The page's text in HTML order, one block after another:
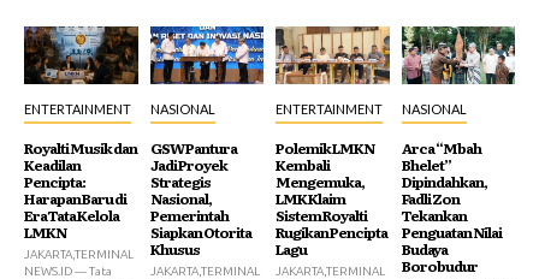
ENTERTAINMENT
Royalti Musik dan
Keadilan
Pencipta:
Harapan Baru di
Era Tata Kelola
LMKN
JAKARTA,TERMINAL
NEWS.ID — Tata
NASIONAL
GSW Pantura
Jadi Proyek
Strategis
Nasional,
Pemerintah
Siapkan Otorita
Khusus
JAKARTA,TERMINAL
ENTERTAINMENT
Polemik LMKN
Kembali
Mengemuka,
LMK Klaim
Sistem Royalti
Rugikan Pencipta
Lagu
JAKARTA,TERMINAL
NASIONAL
Arca “Mbah
Bhelet”
Dipindahkan,
Fadli Zon
Tekankan
Penguatan Nilai
Budaya
Borobudur